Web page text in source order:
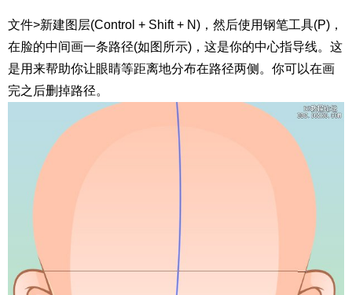
文件>新建图层(Control + Shift + N)，然后使用钢笔工具(P)，
在脸的中间画一条路径(如图所示)，这是你的中心指导线。这
是用来帮助你让眼睛等距离地分布在路径两侧。你可以在画
完之后删掉路径。